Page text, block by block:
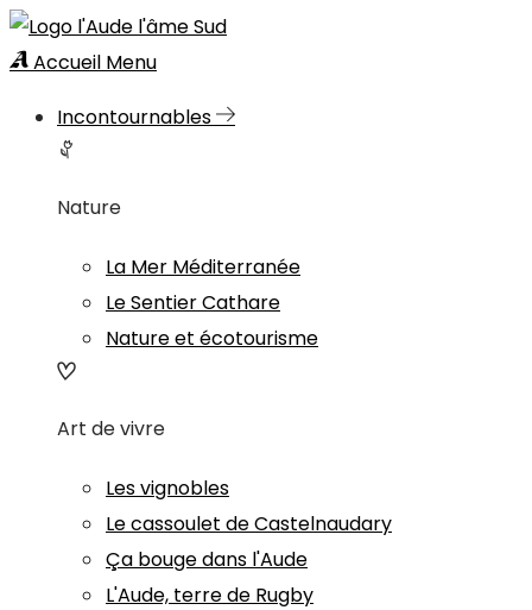
Accueil Menu
Incontournables
Nature
La Mer Méditerranée
Le Sentier Cathare
Nature et écotourisme
Art de vivre
Les vignobles
Le cassoulet de Castelnaudary
Ça bouge dans l'Aude
L'Aude, terre de Rugby